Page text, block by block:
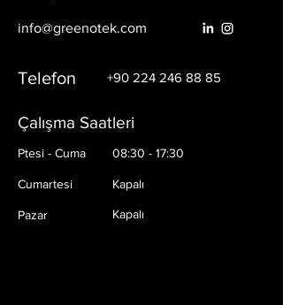
info@greenotek.com
Telefon +90 224 246 88 85
Çalışma Saatleri
Ptesi - Cuma 08:30 - 17:30
Cumartesi Kapalı
Pazar Kapalı